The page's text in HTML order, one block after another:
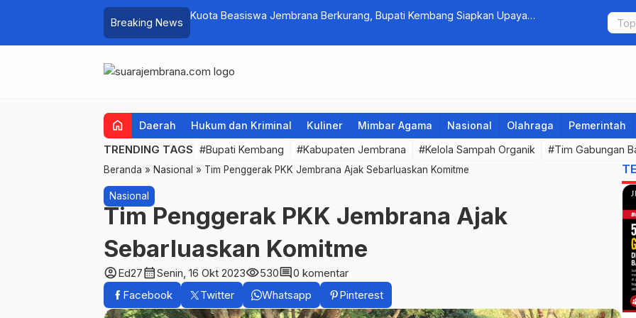
Breaking News
Kuota Beasiswa Jembrana Berkurang, Bupati Kembang Siapkan Upaya
Fantastis!
Omzet
home Daerah Hukum dan Kriminal Kuliner Mimbar Agama Nasional Olahraga Pemerintah
TRENDING TAGS #Bupati Kembang #Kabupaten Jembrana #Kelola Sampah Organik #Tim Gabungan
Beranda » Nasional » Tim Penggerak PKK Jembrana Ajak Sebarluaskan Komitme
Nasional
Tim Penggerak PKK Jembrana Ajak
Sebarluaskan Komitme
account_circleEd27calendar_monthSenin, 16 Okt 2023visibility530comment0 komentar
Facebook
Twitter Whatsapp Pinterest